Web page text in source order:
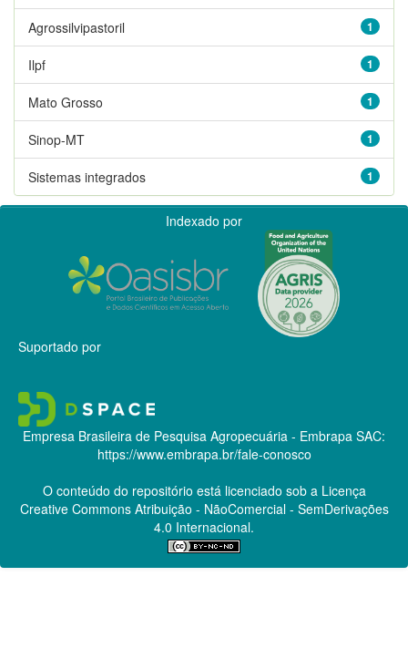
1
Agrossilvipastoril
1
Ilpf
1
Mato Grosso
1
Sinop-MT
1
Sistemas integrados
Indexado por
Suportado por
Empresa Brasileira de Pesquisa Agropecuária - Embrapa SAC:
https://www.embrapa.br/fale-conosco
O conteúdo do repositório está licenciado sob a Licença
Creative CommonsAtribuição - NãoComercial - SemDerivações
4.0 Internacional.